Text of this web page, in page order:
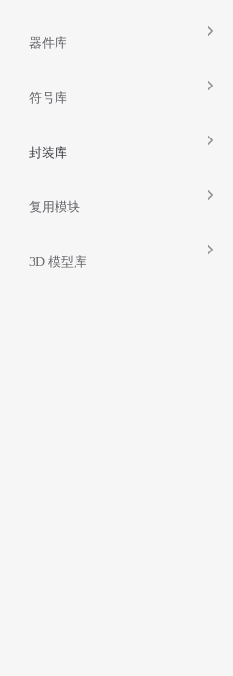
器件库
符号库
封装库
复用模块
3D 模型库